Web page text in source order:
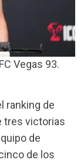
Vegas 93.
ranking de
tres victorias
de
de los